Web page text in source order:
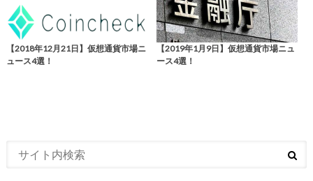
【2018年12月21日】仮想通貨市場ニ
ュース4選！
【2019年1月9日】仮想通貨市場ニュ
ース4選！